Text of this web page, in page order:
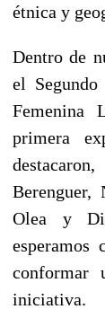
étnica y
Dentro de
el
Femenina
primera
Berenguer,
Olea y
esperamos
conformar
iniciativa.